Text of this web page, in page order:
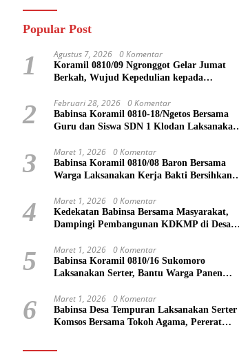
Popular Post
1 Agustus 7, 2026 0 Komentar
Koramil 0810/09 Ngronggot Gelar Jumat
Berkah, Wujud Kepedulian kepada
2 Februari 28, 2026 0 Komentar
Babinsa Koramil 0810-18/Ngetos Bersama
Guru dan Siswa SDN 1 Klodan Laksanakan
Polusi Udara
3 Maret 1, 2026 0 Komentar
Babinsa Koramil 0810/08 Baron Bersama
Warga Laksanakan Kerja Bakti Bersihkan
4 Maret 1, 2026 0 Komentar
Kedekatan Babinsa Bersama Masyarakat,
Dampingi Pembangunan KDKMP di Desa
5 Maret 1, 2026 0 Komentar
Babinsa Koramil 0810/16 Sukomoro
Laksanakan Serter, Bantu Warga Panen
6 Maret 1, 2026 0 Komentar
Babinsa Desa Tempuran Laksanakan Serter
Komsos Bersama Tokoh Agama, Pererat